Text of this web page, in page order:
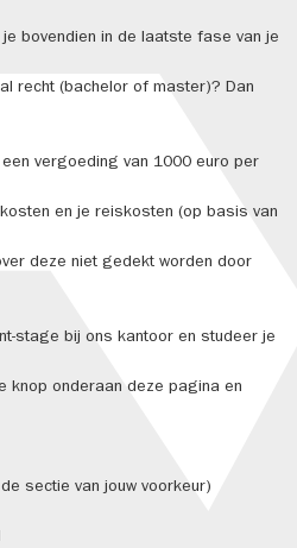
bovendien in de laatste fase van je
recht (bachelor of master)? Dan
vergoeding van 1000 euro per
en je reiskosten (op basis van
deze niet gedekt worden door
stage bij ons kantoor en studeer je
knop onderaan deze pagina en
sectie van jouw voorkeur)